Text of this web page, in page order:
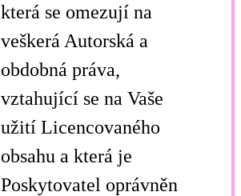
která se omezují na
veškerá Autorská a
obdobná práva,
vztahující se na Vaše
užití Licencovaného
obsahu a která je
Poskytovatel oprávněn